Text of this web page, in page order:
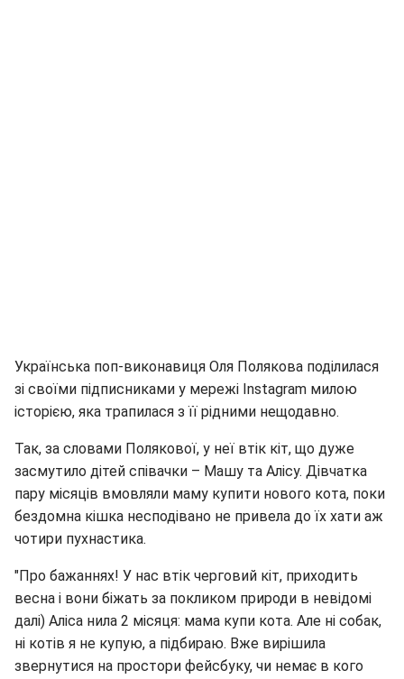
Українська поп-виконавиця Оля Полякова поділилася
зі своїми підписниками у мережі Іnstagram милою
історією, яка трапилася з її рідними нещодавно.
Так, за словами Полякової, у неї втік кіт, що дуже
засмутило дітей співачки – Машу та Алісу. Дівчатка
пару місяців вмовляли маму купити нового кота, поки
бездомна кішка несподівано не привела до їх хати аж
чотири пухнастика.
"Про бажаннях! У нас втік черговий кіт, приходить
весна і вони біжать за покликом природи в невідомі
далі) Аліса нила 2 місяця: мама купи кота. Але ні собак,
ні котів я не купую, а підбираю. Вже вирішила
звернутися на простори фейсбуку, чи немає в кого